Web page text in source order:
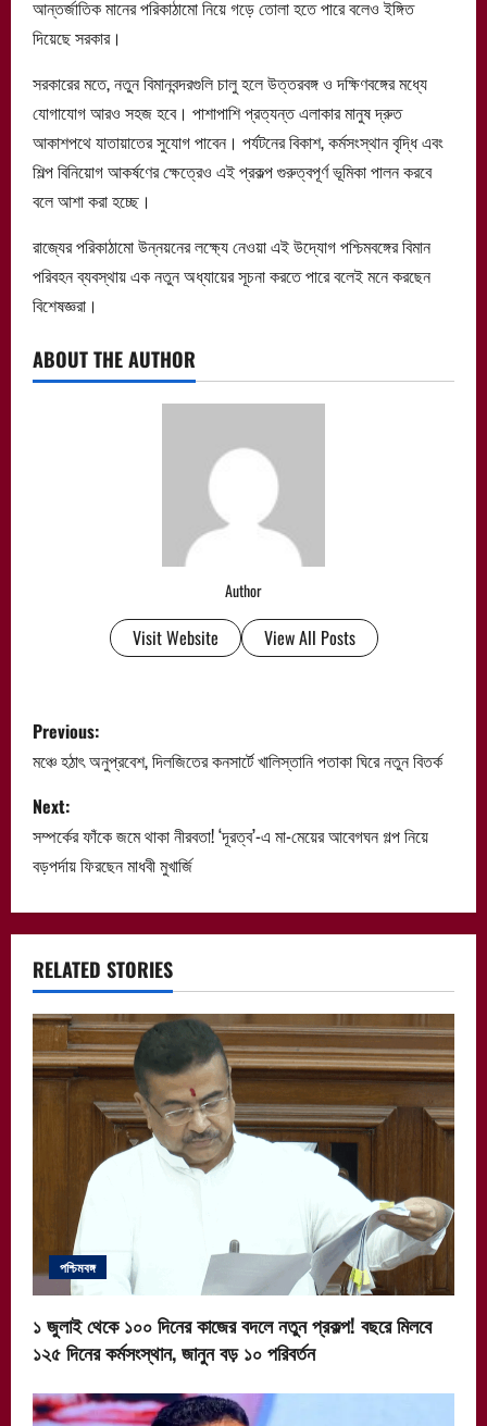
আন্তর্জাতিক মানের পরিকাঠামো নিয়ে গড়ে তোলা হতে পারে বলেও ইঙ্গিত
দিয়েছে সরকার।
সরকারের মতে, নতুন বিমানবন্দরগুলি চালু হলে উত্তরবঙ্গ ও দক্ষিণবঙ্গের মধ্যে
যোগাযোগ আরও সহজ হবে। পাশাপাশি প্রত্যন্ত এলাকার মানুষ দ্রুত
আকাশপথে যাতায়াতের সুযোগ পাবেন। পর্যটনের বিকাশ, কর্মসংস্থান বৃদ্ধি এবং
শিল্প বিনিয়োগ আকর্ষণের ক্ষেত্রেও এই প্রকল্প গুরুত্বপূর্ণ ভূমিকা পালন করবে
বলে আশা করা হচ্ছে।
রাজ্যের পরিকাঠামো উন্নয়নের লক্ষ্যে নেওয়া এই উদ্যোগ পশ্চিমবঙ্গের বিমান
পরিবহন ব্যবস্থায় এক নতুন অধ্যায়ের সূচনা করতে পারে বলেই মনে করছেন
বিশেষজ্ঞরা।
ABOUT THE AUTHOR
Author
Visit Website View All Posts
P
o
s
t
n
a
v
i
g
o
n
Previous:
মঞ্চে হঠাৎ অনুপ্রবেশ, দিলজিতের কনসার্টে খালিস্তানি পতাকা ঘিরে নতুন বিতর্ক
Next:
সম্পর্কের ফাঁকে জমে থাকা নীরবতা! ‘দূরত্ব’-এ মা-মেয়ের আবেগঘন গল্প নিয়ে
বড়পর্দায় ফিরছেন মাধবী মুখার্জি
RELATED STORIES
পশ্চিমবঙ্গ
১ জুলাই থেকে ১০০ দিনের কাজের বদলে নতুন প্রকল্প! বছরে মিলবে
১২৫ দিনের কর্মসংস্থান, জানুন বড় ১০ পরিবর্তন